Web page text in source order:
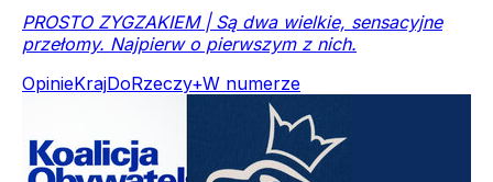
PROSTO ZYGZAKIEM | Są dwa wielkie, sensacyjne
przełomy. Najpierw o pierwszym z nich.
OpinieKrajDoRzeczy+W numerze